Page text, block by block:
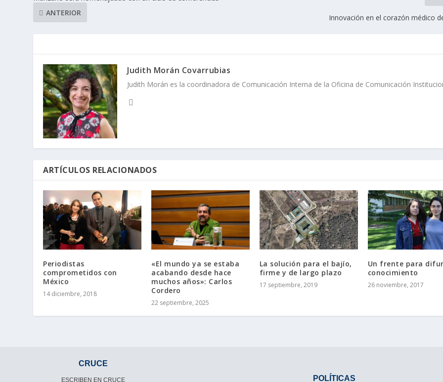
ANTERIOR
Innovación en el corazón médico
Judith Morán Covarrubias
Judith Morán es la coordinadora de Comunicación Interna de la Oficina de Comunicación
ARTÍCULOS RELACIONADOS
Periodistas
comprometidos con
México
14 diciembre, 2018
«El mundo ya se estaba
acabando desde hace
muchos años»: Carlos
Cordero
22 septiembre, 2025
La solución para el bajío,
firme y de largo plazo
17 septiembre, 2019
Un frente para
conocimiento
26 noviembre, 2017
CRUCE
ESCRIBEN EN CRUCE POLÍTICAS